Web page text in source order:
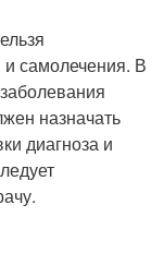
и самолечения. В
назначать
диагноза и